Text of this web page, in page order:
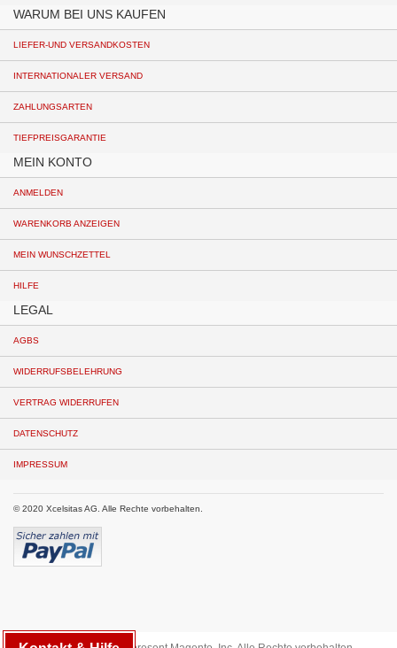
WARUM BEI UNS KAUFEN
LIEFER-UND VERSANDKOSTEN
INTERNATIONALER VERSAND
ZAHLUNGSARTEN
TIEFPREISGARANTIE
MEIN KONTO
ANMELDEN
WARENKORB ANZEIGEN
MEIN WUNSCHZETTEL
HILFE
LEGAL
AGBS
WIDERRUFSBELEHRUNG
VERTRAG WIDERRUFEN
DATENSCHUTZ
IMPRESSUM
© 2020 Xcelsitas AG. Alle Rechte vorbehalten.